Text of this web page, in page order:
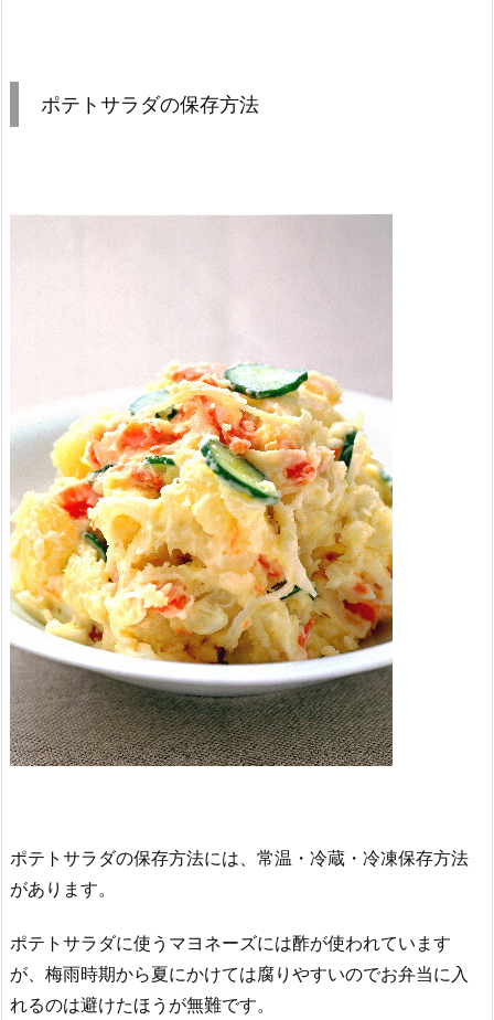
ポテトサラダの保存方法
ポテトサラダの保存方法には、常温・冷蔵・冷凍保存方法
があります。
ポテトサラダに使うマヨネーズには酢が使われています
が、梅雨時期から夏にかけては腐りやすいのでお弁当に入
れるのは避けたほうが無難です。